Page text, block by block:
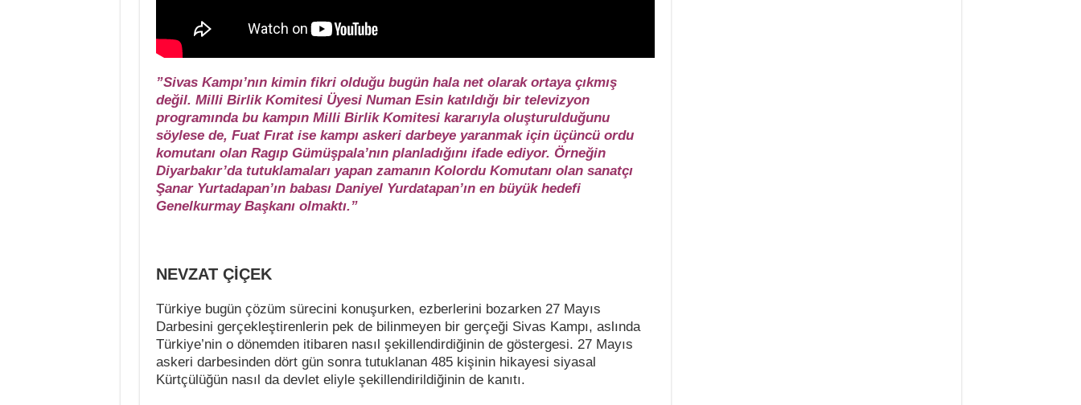
”Sivas Kampı’nın kimin fikri olduğu bugün hala net olarak ortaya çıkmış
değil. Milli Birlik Komitesi Üyesi Numan Esin katıldığı bir televizyon
programında bu kampın Milli Birlik Komitesi kararıyla oluşturulduğunu
söylese de, Fuat Fırat ise kampı askeri darbeye yaranmak için üçüncü ordu
komutanı olan Ragıp Gümüşpala’nın planladığını ifade ediyor. Örneğin
Diyarbakır’da tutuklamaları yapan zamanın Kolordu Komutanı olan sanatçı
Şanar Yurtadapan’ın babası Daniyel Yurdatapan’ın en büyük hedefi
Genelkurmay Başkanı olmaktı.”
NEVZAT ÇİÇEK
Türkiye bugün çözüm sürecini konuşurken, ezberlerini bozarken 27 Mayıs
Darbesini gerçekleştirenlerin pek de bilinmeyen bir gerçeği Sivas Kampı, aslında
Türkiye’nin o dönemden itibaren nasıl şekillendirdiğinin de göstergesi. 27 Mayıs
askeri darbesinden dört gün sonra tutuklanan 485 kişinin hikayesi siyasal
Kürtçülüğün nasıl da devlet eliyle şekillendirildiğinin de kanıtı.